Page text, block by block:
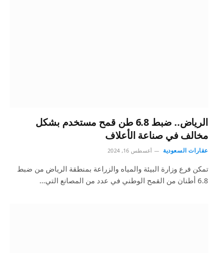
الرياض.. ضبط 6.8 طن قمح مستخدم بشكل
مخالف في صناعة الأعلاف
عقارات السعودية أغسطس 16, 2024
تمكن فرع وزارة البيئة والمياه والزراعة بمنطقة الرياض من ضبط
6.8 أطنان من القمح الوطني في عدد من المصانع التي…